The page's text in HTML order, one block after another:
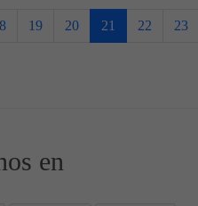
19 20 21 22 23
en